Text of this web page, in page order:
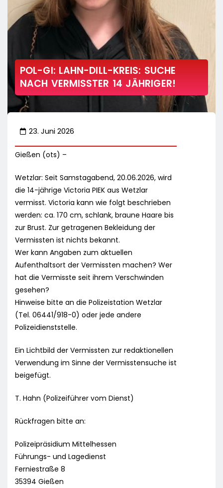
POL-GI: LAHN-DILL-KREIS: SUCHE
NACH VERMISSTER 14 JÄHRIGER!
23. Juni 2026
Gießen (ots) –
Wetzlar: Seit Samstagabend, 20.06.2026, wird
die 14-jährige Victoria PIEK aus Wetzlar
vermisst. Victoria kann wie folgt beschrieben
werden: ca. 170 cm, schlank, braune Haare bis
zur Brust. Zur getragenen Bekleidung der
Vermissten ist nichts bekannt.
Wer kann Angaben zum aktuellen
Aufenthaltsort der Vermissten machen? Wer
hat die Vermisste seit ihrem Verschwinden
gesehen?
Hinweise bitte an die Polizeistation Wetzlar
(Tel. 06441/918-0) oder jede andere
Polizeidienststelle.
Ein Lichtbild der Vermissten zur redaktionellen
Verwendung im Sinne der Vermisstensuche ist
beigefügt.
T. Hahn (Polizeiführer vom Dienst)
Rückfragen bitte an:
Polizeipräsidium Mittelhessen
Führungs- und Lagedienst
Ferniestraße 8
35394 Gießen